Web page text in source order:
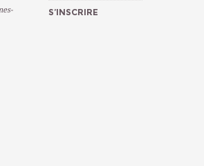
S’INSCRIRE